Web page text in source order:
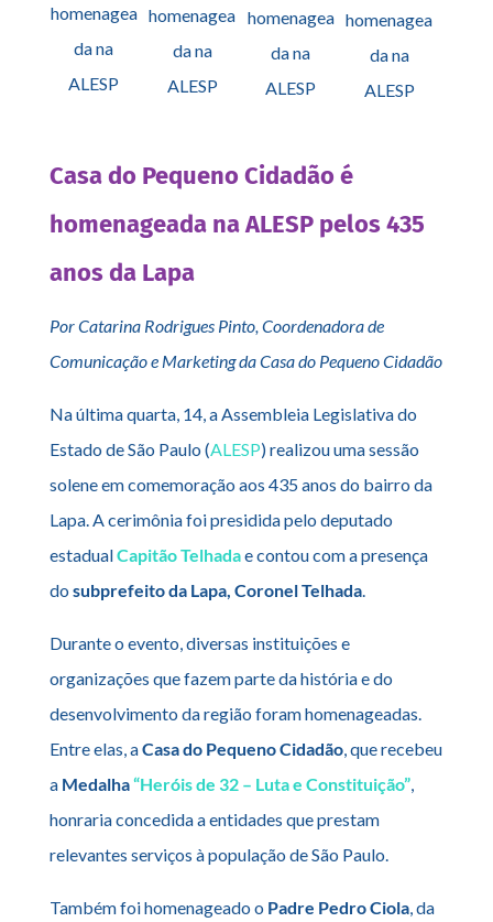
homenagea
da na
ALESP
homenagea
da na
ALESP
homenagea
da na
ALESP
homenagea
da na
ALESP
Casa do Pequeno Cidadão é
homenageada na ALESP pelos 435
anos da Lapa
Por Catarina Rodrigues Pinto, Coordenadora de
Comunicação e Marketing da Casa do Pequeno Cidadão
Na última quarta, 14, a Assembleia Legislativa do
Estado de São Paulo (ALESP) realizou uma sessão
solene em comemoração aos 435 anos do bairro da
Lapa. A cerimônia foi presidida pelo deputado
estadualCapitão Telhadae contou com a presença
do subprefeito da Lapa, Coronel Telhada.
Durante o evento, diversas instituições e
organizações que fazem parte da história e do
desenvolvimento da região foram homenageadas.
Entre elas, aCasa do Pequeno Cidadão, que recebeu
a Medalha“Heróis de 32 – Luta e Constituição”,
honraria concedida a entidades que prestam
relevantes serviços à população de São Paulo.
Também foi homenageado o Padre Pedro Ciola, da